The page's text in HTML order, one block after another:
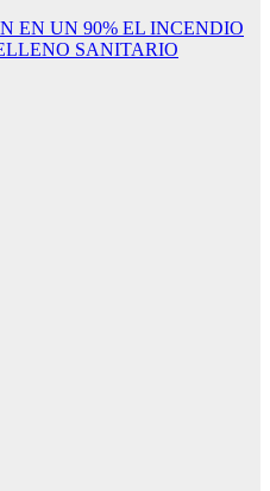
EN UN 90% EL INCENDIO
SANITARIO